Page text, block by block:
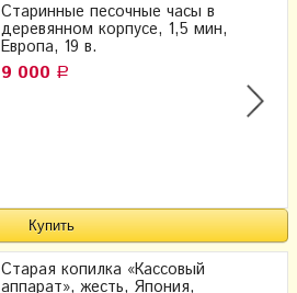
Старинные песочные часы в
деревянном корпусе, 1,5 мин,
Европа, 19 в.
9 000 Р
Старая копилка «Кассовый
аппарат», жесть, Япония,